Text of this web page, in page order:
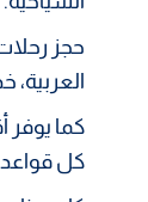
حجز
كما
كل